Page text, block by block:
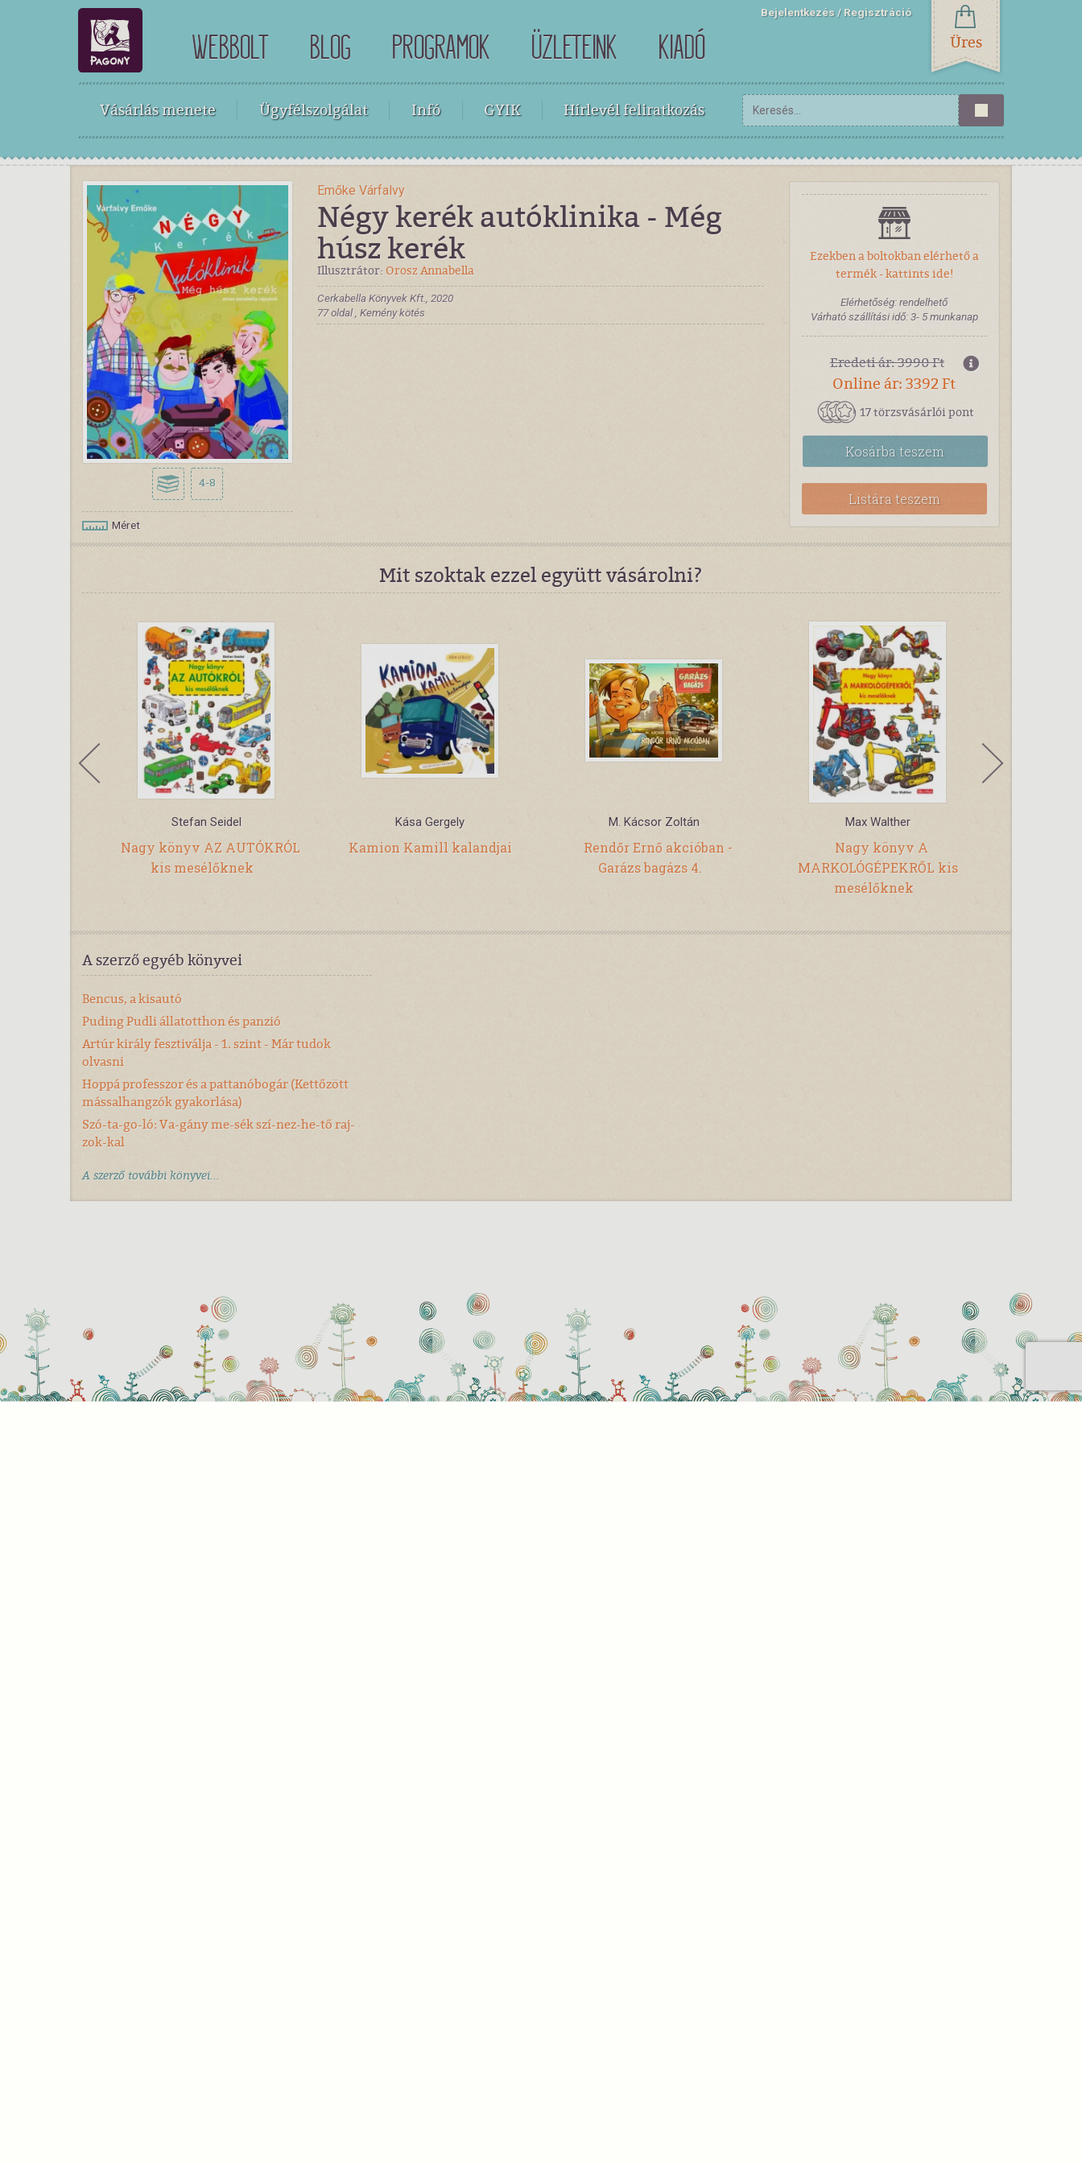
WEBBOLT BLOG PROGRAMOK ÜZLETEINK KIADÓ
Bejelentkezés Regisztráció
Üres
Vásárlás menete Ügyfélszolgálat Infó GYIK Hírlevél feliratkozás
4-8
Méret
Emőke Várfalvy
Négy kerék autóklinika - Még
húsz kerék
Illusztrátor: Orosz Annabella
Cerkabella Könyvek Kft., 2020
77 oldal , Kemény kötés
Ezekben a boltokban elérhető a
termék - kattints ide!
Elérhetőség: rendelhető
Várható szállítási idő: 3- 5 munkanap
Eredeti ár: 3990 Ft
Online ár: 3392 Ft
17 törzsvásárlói pont
Kosárbateszem
Listára teszem
Mit szoktak ezzel együtt vásárolni?
Stefan Seidel
Nagy könyv AZ AUTÓKRÓL
kis mesélőknek
Kása Gergely
Kamion Kamill kalandjai
M. Kácsor Zoltán
Rendőr Ernő akcióban -
Garázs bagázs 4.
Max Walther
Nagy könyv A
MARKOLÓGÉPEKRŐL kis
mesélőknek
A szerző egyéb könyvei
Bencus, a kisautó
Puding Pudli állatotthon és panzió
Artúr király fesztiválja - 1. szint - Már tudok
olvasni
Hoppá professzor és a pattanóbogár (Kettőzött
mássalhangzók gyakorlása)
Szó-ta-go-ló: Va-gány me-sék szí-nez-he-tő raj-
zok-kal
A szerző további könyvei...